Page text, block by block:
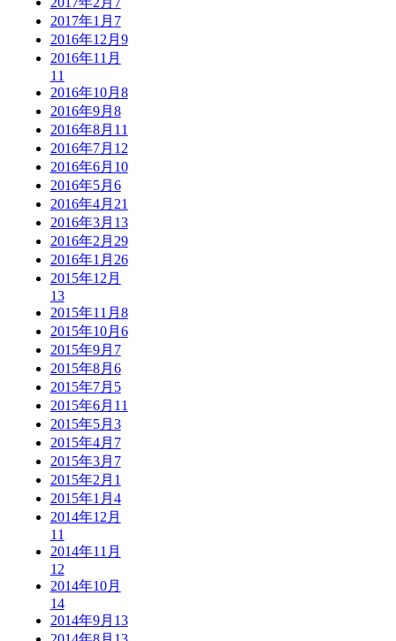
2017年1月 7
2016年12月 9
2016年11月
11
2016年10月 8
2016年9月 8
2016年8月 11
2016年7月 12
2016年6月 10
2016年5月 6
2016年4月 21
2016年3月 13
2016年2月 29
2016年1月 26
2015年12月
13
2015年11月 8
2015年10月 6
2015年9月 7
2015年8月 6
2015年7月 5
2015年6月 11
2015年5月 3
2015年4月 7
2015年3月 7
2015年2月 1
2015年1月 4
2014年12月
11
2014年11月
12
2014年10月
14
2014年9月 13